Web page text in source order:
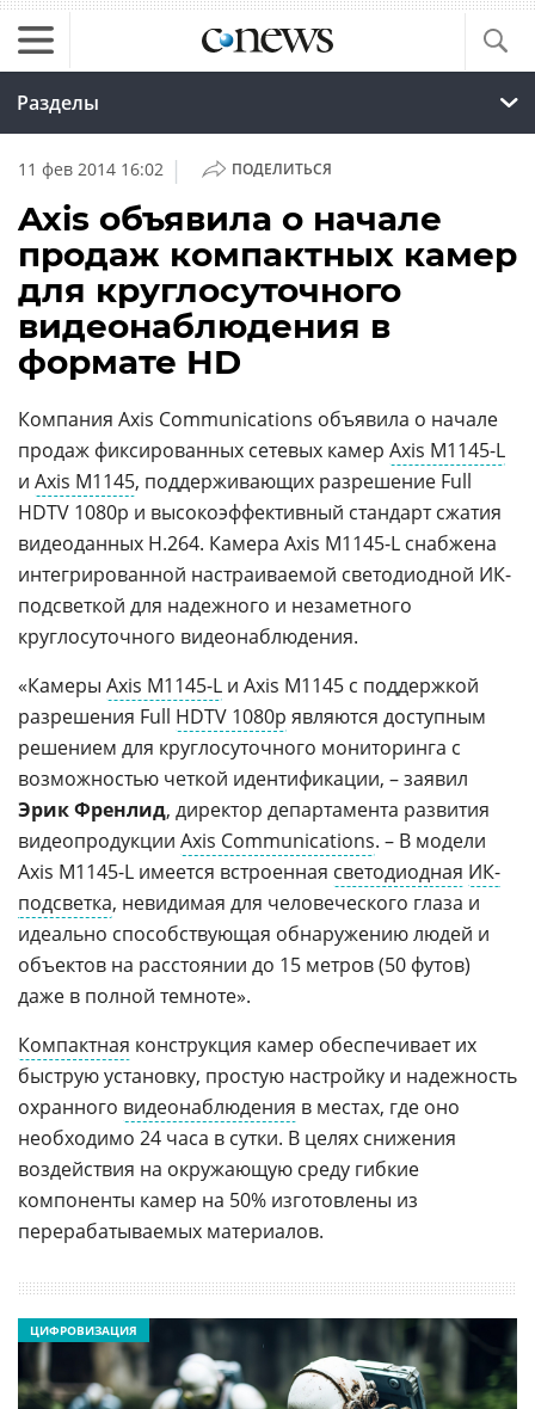
Разделы
11 фев 2014 16:02 | ПОДЕЛИТЬСЯ
Axis объявила о начале
продаж компактных камер
для круглосуточного
видеонаблюдения в
формате HD
Компания Axis Communications объявила о начале
продаж фиксированных сетевых камер Axis M1145-L
и Axis M1145, поддерживающих разрешение Full
HDTV 1080p и высокоэффективный стандарт сжатия
видеоданных H.264. Камера Axis M1145-L снабжена
интегрированной настраиваемой светодиодной ИК-
подсветкой для надежного и незаметного
круглосуточного видеонаблюдения.
«Камеры Axis M1145-L и Axis M1145 с поддержкой
разрешения Full HDTV 1080p являются доступным
решением для круглосуточного мониторинга с
возможностью четкой идентификации, – заявил
Эрик Френлид, директор департамента развития
видеопродукции Axis Communications. – В модели
Axis M1145-L имеется встроенная светодиодная ИК-
подсветка, невидимая для человеческого глаза и
идеально способствующая обнаружению людей и
объектов на расстоянии до 15 метров (50 футов)
даже в полной темноте».
Компактная конструкция камер обеспечивает их
быструю установку, простую настройку и надежность
охранного видеонаблюдения в местах, где оно
необходимо 24 часа в сутки. В целях снижения
воздействия на окружающую среду гибкие
компоненты камер на 50% изготовлены из
перерабатываемых материалов.
ЦИФРОВИЗАЦИЯ